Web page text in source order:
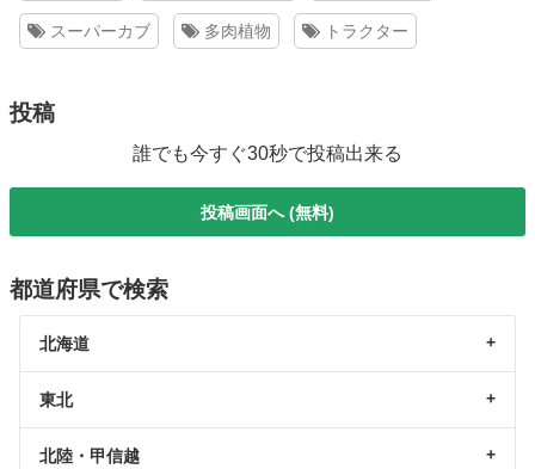
スーパーカブ 多肉植物 トラクター
投稿
誰でも今すぐ30秒で投稿出来る
投稿画面へ (無料)
都道府県で検索
北海道
東北
北陸・甲信越